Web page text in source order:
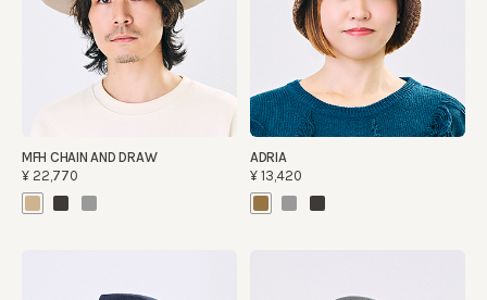
MFH CHAIN AND DRAW
¥22,770
ADRIA
¥13,420